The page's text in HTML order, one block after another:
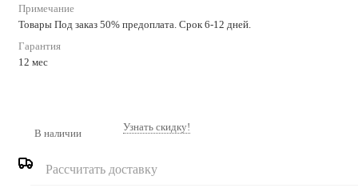
Примечание
Товары Под заказ 50% предоплата. Срок 6-12 дней.
Гарантия
12 мес
В наличии Узнать скидку!
Рассчитать доставку